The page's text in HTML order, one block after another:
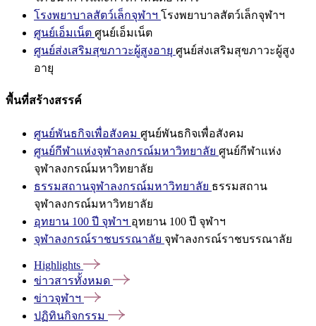
โรงพยาบาลสัตว์เล็กจุฬาฯ โรงพยาบาลสัตว์เล็กจุฬาฯ
ศูนย์เอ็มเน็ต ศูนย์เอ็มเน็ต
ศูนย์ส่งเสริมสุขภาวะผู้สูงอายุ ศูนย์ส่งเสริมสุขภาวะผู้สูง
อายุ
พื้นที่สร้างสรรค์
ศูนย์พันธกิจเพื่อสังคม ศูนย์พันธกิจเพื่อสังคม
ศูนย์กีฬาแห่งจุฬาลงกรณ์มหาวิทยาลัย ศูนย์กีฬาแห่ง
จุฬาลงกรณ์มหาวิทยาลัย
ธรรมสถานจุฬาลงกรณ์มหาวิทยาลัย ธรรมสถาน
จุฬาลงกรณ์มหาวิทยาลัย
อุทยาน 100 ปี จุฬาฯ อุทยาน 100 ปี จุฬาฯ
จุฬาลงกรณ์ราชบรรณาลัย จุฬาลงกรณ์ราชบรรณาลัย
Highlights
ข่าวสารทั้งหมด
ข่าวจุฬาฯ
ปฏิทินกิจกรรม